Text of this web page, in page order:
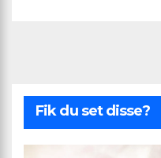
Fik du set disse?